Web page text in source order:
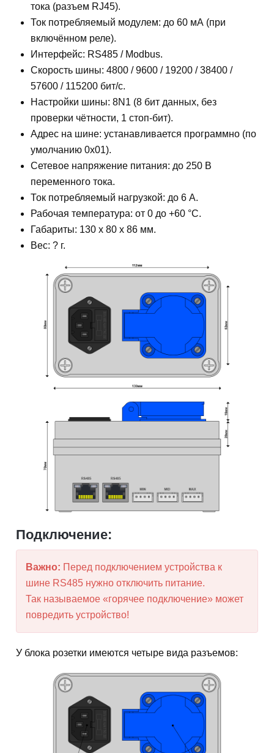
тока (разъем RJ45).
Ток потребляемый модулем: до 60 мА (при
включённом реле).
Интерфейс: RS485 / Modbus.
Скорость шины: 4800 / 9600 / 19200 / 38400 /
57600 / 115200 бит/с.
Настройки шины: 8N1 (8 бит данных, без
проверки чётности, 1 стоп-бит).
Адрес на шине: устанавливается программно (по
умолчанию 0x01).
Сетевое напряжение питания: до 250 В
переменного тока.
Ток потребляемый нагрузкой: до 6 А.
Рабочая температура: от 0 до +60 °С.
Габариты: 130 x 80 x 86 мм.
Вес: ? г.
Подключение:
Важно: Перед подключением устройства к
шине RS485 нужно отключить питание.
Так называемое «горячее подключение» может
повредить устройство!
У блока розетки имеются четыре вида разъемов: